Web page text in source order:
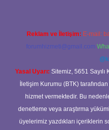
Reklam ve İletişim: E-mail:
forumhizmeti@gmail.com
Yasal Uyarı: Sitemiz, 5651
İletişim Kurumu (BTK)
hizmet vermektedir. Bu
denetleme veya araştırma
üyelerimiz yazdıkları içeriklerin